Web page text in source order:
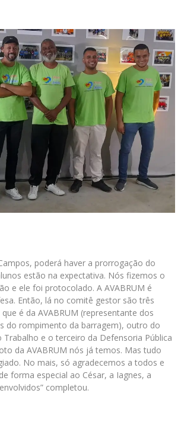
poderá haver a prorrogação do
estão na expectativa. Nós fizemos o
e ele foi protocolado. A AVABRUM é
Então, lá no comitê gestor são três
é da AVABRUM (representante dos
do rompimento da barragem), outro do
Trabalho e o terceiro da Defensoria Pública
da AVABRUM nós já temos. Mas tudo
No mais, só agradecemos a todos e
forma especial ao César, a Iagnes, a
completou.